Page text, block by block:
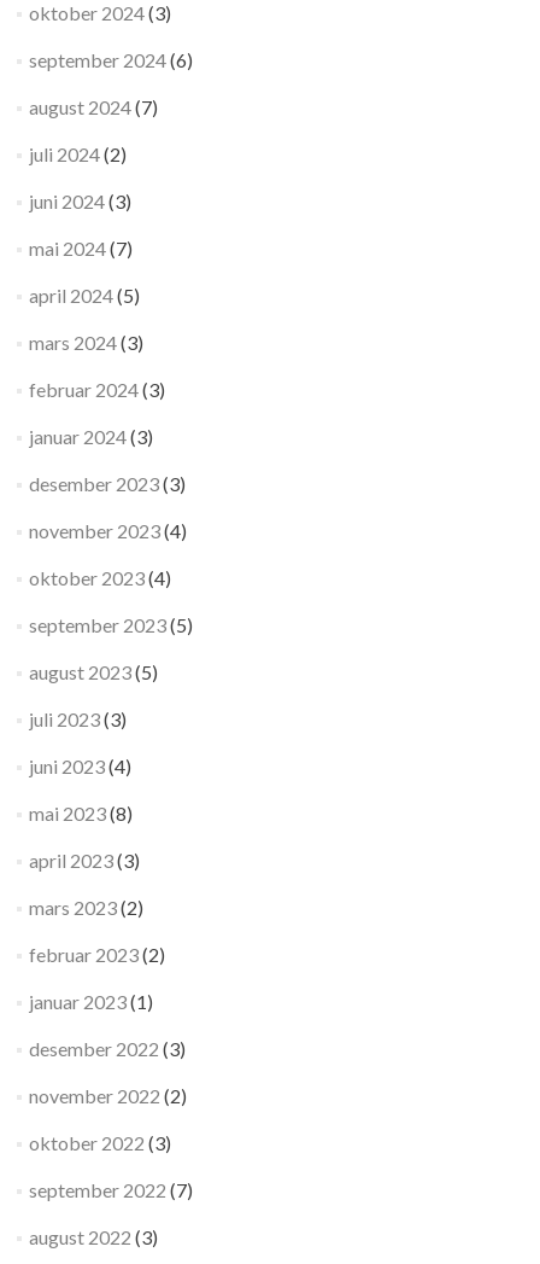
oktober 2024(3)
september 2024(6)
august 2024(7)
juli 2024(2)
juni 2024(3)
mai 2024(7)
april 2024(5)
mars 2024(3)
februar 2024(3)
januar 2024(3)
desember 2023(3)
november 2023(4)
oktober 2023(4)
september 2023(5)
august 2023(5)
juli 2023(3)
juni 2023(4)
mai 2023(8)
april 2023(3)
mars 2023(2)
februar 2023(2)
januar 2023(1)
desember 2022 (3)
november 2022 (2)
oktober 2022 (3)
september 2022 (7)
august 2022 (3)